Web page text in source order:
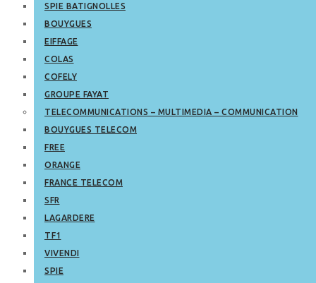
SPIE BATIGNOLLES
BOUYGUES
EIFFAGE
COLAS
COFELY
GROUPE FAYAT
TELECOMMUNICATIONS – MULTIMEDIA – COMMUNICATION
BOUYGUES TELECOM
FREE
ORANGE
FRANCE TELECOM
SFR
LAGARDERE
TF1
VIVENDI
SPIE